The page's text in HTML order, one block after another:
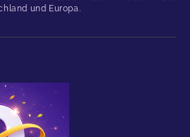
und Europa.